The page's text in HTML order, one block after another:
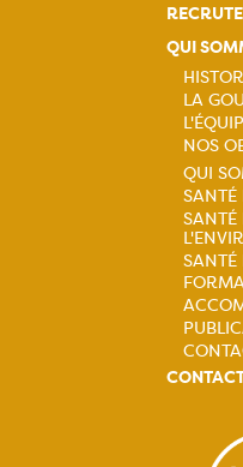
QUI
LA
NOS
QUI
SANTÉ
SANTÉ
SANTÉ